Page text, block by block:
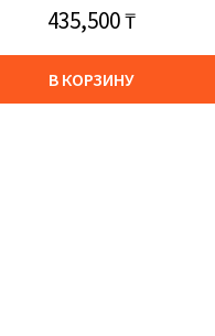
435,500₸
В КОРЗИНУ